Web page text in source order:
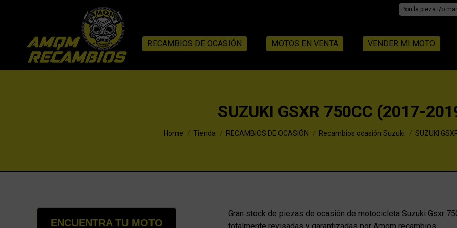
Search:
RECAMBIOS DE OCASIÓN MOTOS EN VENTA VENDER MI MOTO
SUZUKI GSXR 750CC (2017-
You are here:
Home Tienda RECAMBIOS DE OCASIÓN Recambios ocasión Suzuki SUZUKI
Gran stock de piezas de ocasión de motocicleta Suzuki Gsxr
ENCUENTRA TU MOTO